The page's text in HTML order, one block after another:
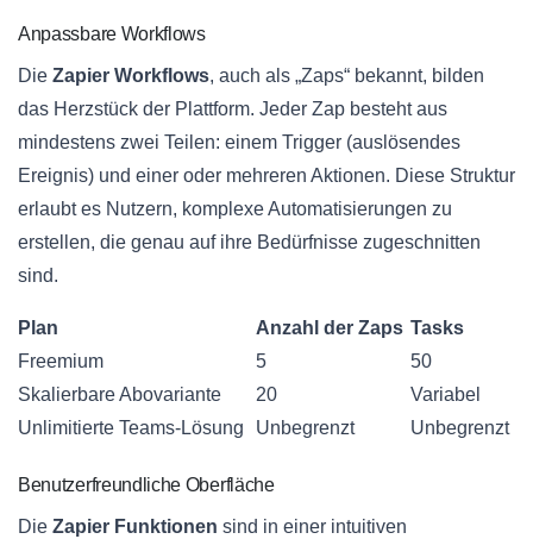
Anpassbare Workflows
Die Zapier Workflows, auch als „Zaps“ bekannt, bilden
das Herzstück der Plattform. Jeder Zap besteht aus
mindestens zwei Teilen: einem Trigger (auslösendes
Ereignis) und einer oder mehreren Aktionen. Diese Struktur
erlaubt es Nutzern, komplexe Automatisierungen zu
erstellen, die genau auf ihre Bedürfnisse zugeschnitten
sind.
Plan Anzahl der Zaps Tasks
Freemium
5
50
Skalierbare Abovariante
20
Variabel
Unlimitierte Teams-Lösung
Unbegrenzt Unbegrenzt
Benutzerfreundliche Oberfläche
Die Zapier Funktionen sind in einer intuitiven